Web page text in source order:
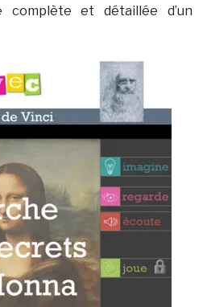
complète et détaillée d’un